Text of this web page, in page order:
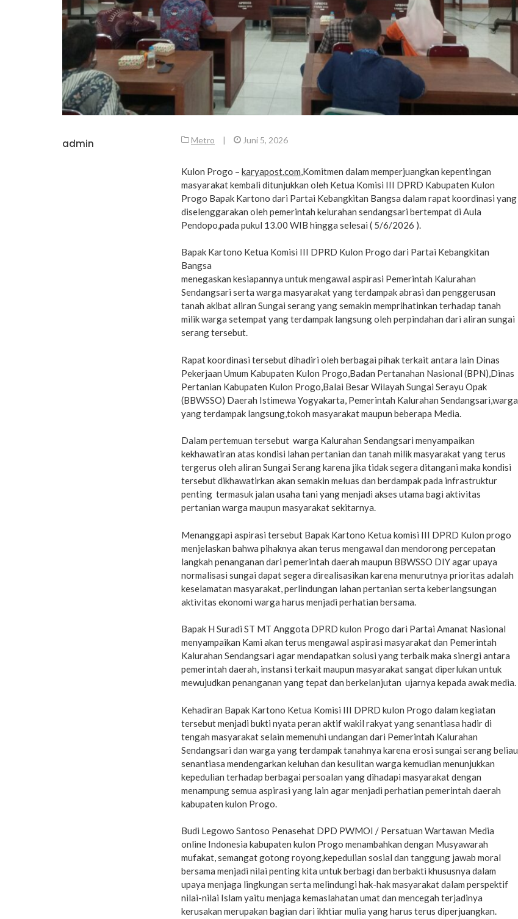
admin Metro | Juni 5, 2026
Kulon Progo – karyapost.com,Komitmen dalam memperjuangkan kepentingan
masyarakat kembali ditunjukkan oleh Ketua Komisi III DPRD Kabupaten Kulon
Progo Bapak Kartono dari Partai Kebangkitan Bangsa dalam rapat koordinasi yang
diselenggarakan oleh pemerintah kelurahan sendangsari bertempat di Aula
Pendopo,pada pukul 13.00 WIB hingga selesai ( 5/6/2026 ).
Bapak Kartono Ketua Komisi III DPRD Kulon Progo dari Partai Kebangkitan
Bangsa
menegaskan kesiapannya untuk mengawal aspirasi Pemerintah Kalurahan
Sendangsari serta warga masyarakat yang terdampak abrasi dan penggerusan
tanah akibat aliran Sungai serang yang semakin memprihatinkan terhadap tanah
milik warga setempat yang terdampak langsung oleh perpindahan dari aliran sungai
serang tersebut.
Rapat koordinasi tersebut dihadiri oleh berbagai pihak terkait antara lain Dinas
Pekerjaan Umum Kabupaten Kulon Progo,Badan Pertanahan Nasional (BPN),Dinas
Pertanian Kabupaten Kulon Progo,Balai Besar Wilayah Sungai Serayu Opak
(BBWSSO) Daerah Istimewa Yogyakarta, Pemerintah Kalurahan Sendangsari,warga
yang terdampak langsung,tokoh masyarakat maupun beberapa Media.
Dalam pertemuan tersebut warga Kalurahan Sendangsari menyampaikan
kekhawatiran atas kondisi lahan pertanian dan tanah milik masyarakat yang terus
tergerus oleh aliran Sungai Serang karena jika tidak segera ditangani maka kondisi
tersebut dikhawatirkan akan semakin meluas dan berdampak pada infrastruktur
penting termasuk jalan usaha tani yang menjadi akses utama bagi aktivitas
pertanian warga maupun masyarakat sekitarnya.
Menanggapi aspirasi tersebut Bapak Kartono Ketua komisi III DPRD Kulon progo
menjelaskan bahwa pihaknya akan terus mengawal dan mendorong percepatan
langkah penanganan dari pemerintah daerah maupun BBWSSO DIY agar upaya
normalisasi sungai dapat segera direalisasikan karena menurutnya prioritas adalah
keselamatan masyarakat, perlindungan lahan pertanian serta keberlangsungan
aktivitas ekonomi warga harus menjadi perhatian bersama.
Bapak H Suradi ST MT Anggota DPRD kulon Progo dari Partai Amanat Nasional
menyampaikan Kami akan terus mengawal aspirasi masyarakat dan Pemerintah
Kalurahan Sendangsari agar mendapatkan solusi yang terbaik maka sinergi antara
pemerintah daerah, instansi terkait maupun masyarakat sangat diperlukan untuk
mewujudkan penanganan yang tepat dan berkelanjutan ujarnya kepada awak media.
Kehadiran Bapak Kartono Ketua Komisi III DPRD kulon Progo dalam kegiatan
tersebut menjadi bukti nyata peran aktif wakil rakyat yang senantiasa hadir di
tengah masyarakat selain memenuhi undangan dari Pemerintah Kalurahan
Sendangsari dan warga yang terdampak tanahnya karena erosi sungai serang beliau
senantiasa mendengarkan keluhan dan kesulitan warga kemudian menunjukkan
kepedulian terhadap berbagai persoalan yang dihadapi masyarakat dengan
menampung semua aspirasi yang lain agar menjadi perhatian pemerintah daerah
kabupaten kulon Progo.
Budi Legowo Santoso Penasehat DPD PWMOI / Persatuan Wartawan Media
online Indonesia kabupaten kulon Progo menambahkan dengan Musyawarah
mufakat, semangat gotong royong,kepedulian sosial dan tanggung jawab moral
bersama menjadi nilai penting kita untuk berbagi dan berbakti khususnya dalam
upaya menjaga lingkungan serta melindungi hak-hak masyarakat dalam perspektif
nilai-nilai Islam yaitu menjaga kemaslahatan umat dan mencegah terjadinya
kerusakan merupakan bagian dari ikhtiar mulia yang harus terus diperjuangkan.